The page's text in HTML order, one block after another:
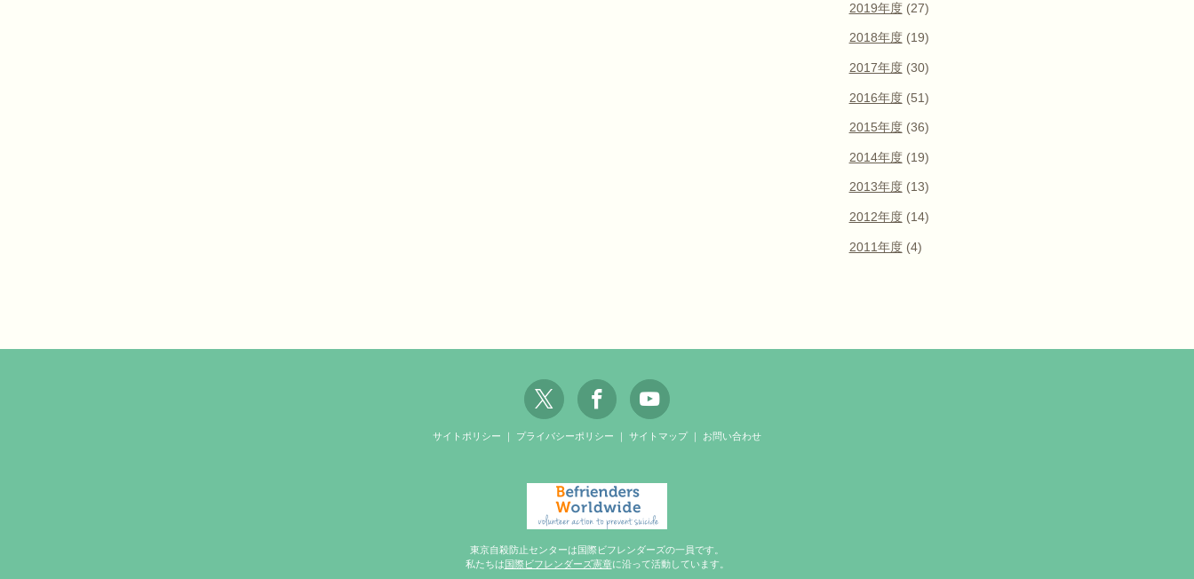
2019年度(27)
2018年度(19)
2017年度(30)
2016年度(51)
2015年度(36)
2014年度(19)
2013年度(13)
2012年度(14)
2011年度(4)
サイトポリシー ｜ プライバシーポリシー ｜ サイトマップ｜ お問い合わせ
東京自殺防止センターは国際ビフレンダーズの一員です。
私たちは 国際ビフレンダーズ憲章に沿って活動しています。